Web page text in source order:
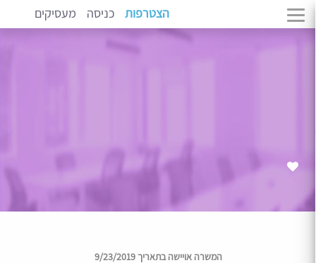
הצטרפות כניסה מעסיקים
המשרה אויישה בתאריך 9/23/2019